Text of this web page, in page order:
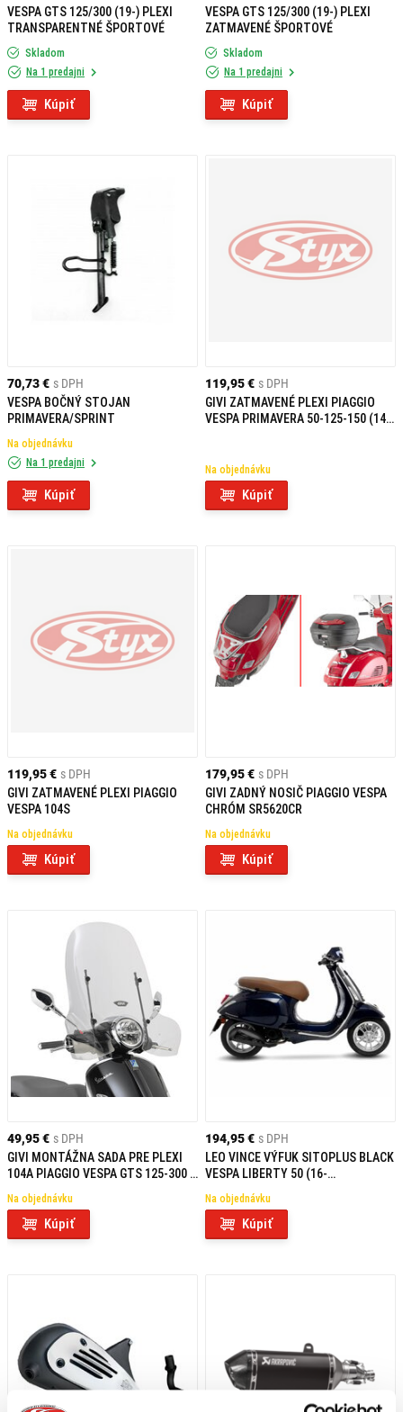
VESPA GTS 125/300 (19-) PLEXI
TRANSPARENTNÉ ŠPORTOVÉ
Skladom
Na 1 predajni
Kúpiť
VESPA GTS 125/300 (19-) PLEXI
ZATMAVENÉ ŠPORTOVÉ
Skladom
Na 1 predajni
Kúpiť
70,73 € s DPH
VESPA BOČNÝ STOJAN
PRIMAVERA/SPRINT
Na objednávku
Na 1 predajni
Kúpiť
119,95 € s DPH
GIVI ZATMAVENÉ PLEXI PIAGGIO
VESPA PRIMAVERA 50-125-150 (14-
Na objednávku
Kúpiť
119,95 € s DPH
GIVI ZATMAVENÉ PLEXI PIAGGIO
VESPA 104S
Na objednávku
Kúpiť
179,95 € s DPH
GIVI ZADNÝ NOSIČ PIAGGIO VESPA
CHRÓM SR5620CR
Na objednávku
Kúpiť
49,95 € s DPH
GIVI MONTÁŽNA SADA PRE PLEXI
104A PIAGGIO VESPA GTS 125-300 /
Na objednávku
Kúpiť
194,95 € s DPH
LEO VINCE VÝFUK SITOPLUS BLACK
VESPA LIBERTY 50 (16-
50 (14-23)/ZIP 50 (18-23)
Na objednávku
Kúpiť